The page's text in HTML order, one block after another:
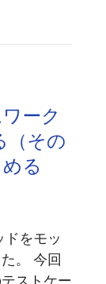
ーク
（その
る
をモッ
。 今回
ストケー